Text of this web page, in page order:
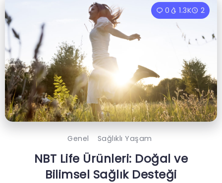
0 1.3K 2
Genel Sağlıklı Yaşam
NBT Life Ürünleri: Doğal ve
Bilimsel Sağlık Desteği